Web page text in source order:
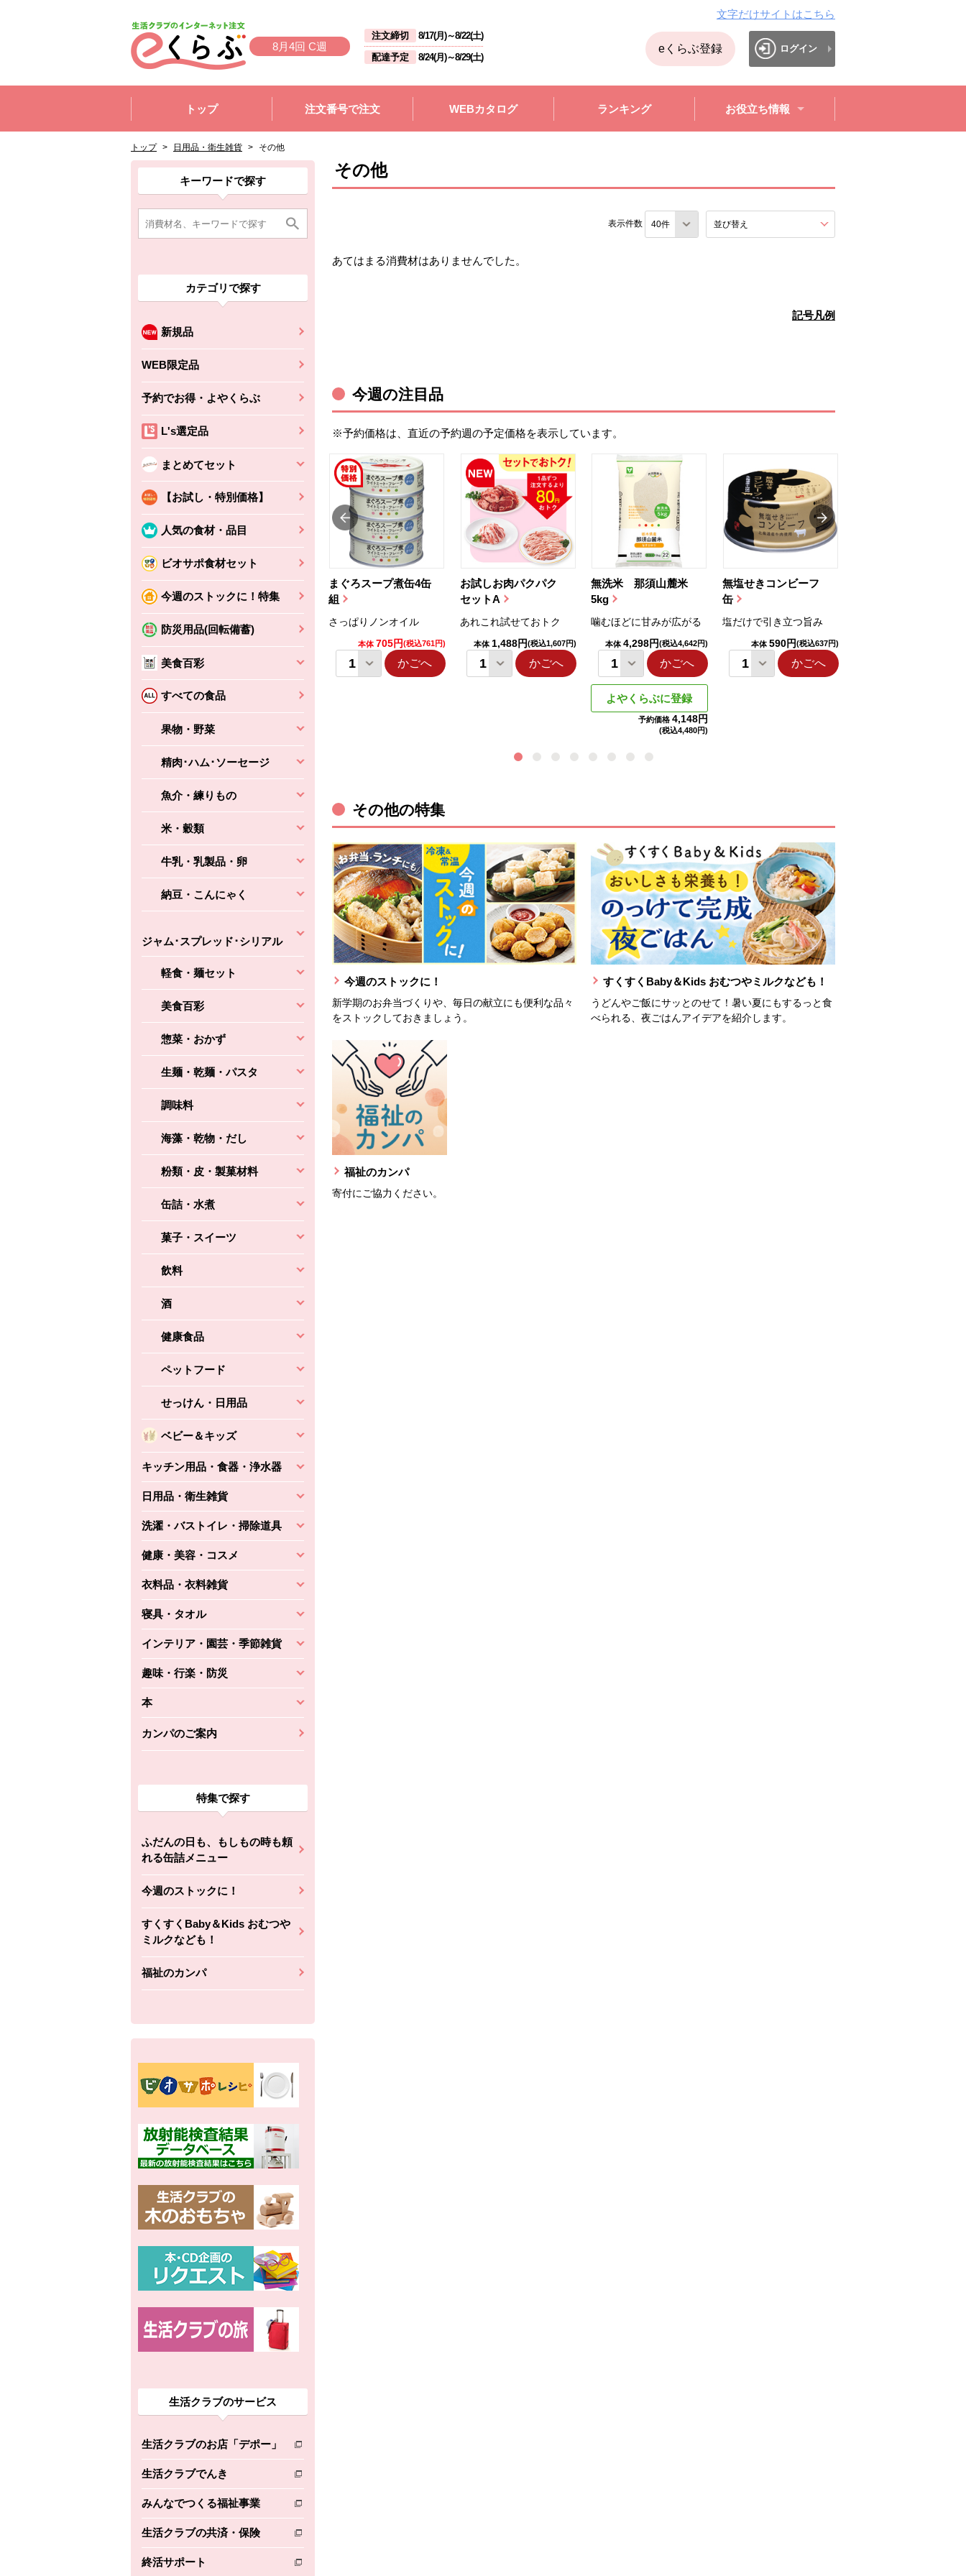
8月4回 C週
注文締切 8/17(月)～8/22(土)
配達予定
8/24(月)～8/29(土)
文字だけサイトはこちら
eくらぶ登録 ログイン
トップ
注文番号で注文 WEBカタログ ランキング お役立ち情報
トップ > 日用品・衛生雑貨 > その他
ここから消費材検索メニューです。
キーワードで探す
カテゴリで探す
新規品
WEB限定品
予約でお得・よやくらぶ
L's選定品
まとめてセット
【お試し・特別価格】
人気の食材・品目
ビオサポ食材セット
今週のストックに！特集
防災用品(回転備蓄)
美食百彩
すべての食品
果物・野菜
精肉･ハム･ソーセージ
魚介・練りもの
米・穀類
牛乳・乳製品・卵
納豆・こんにゃく
ジャム･スプレッド･シリアル
軽食・麺セット
美食百彩
惣菜・おかず
生麺・乾麺・パスタ
調味料
海藻・乾物・だし
粉類・皮・製菓材料
缶詰・水煮
菓子・スイーツ
飲料
酒
健康食品
ペットフード
せっけん・日用品
ベビー＆キッズ
キッチン用品・食器・浄水器
日用品・衛生雑貨
洗濯・バストイレ・掃除道具
健康・美容・コスメ
衣料品・衣料雑貨
寝具・タオル
インテリア・園芸・季節雑貨
趣味・行楽・防災
本
カンパのご案内
特集で探す
ふだんの日も、もしもの時も頼
れる缶詰メニュー
今週のストックに！
すくすくBaby＆Kids おむつや
ミルクなども！
福祉のカンパ
消費材検索メニューここまで。
ここから本文です。
ここから組合員向けメニューです。
生活クラブのサービス
生活クラブのお店「デポー」
別のウィンドウで開きます。
生活クラブでんき
別のウィンドウで開きます。
みんなでつくる福祉事業
別のウィンドウで開きます。
生活クラブの共済・保険
別のウィンドウで開きます。
終活サポート
別のウィンドウで開きます。
組合員向けメニューここまで。
ここから本文です。 その他
表示件数 並び替え
あてはまる消費材はありませんでした。
記号凡例
今週の注目品
※予約価格は、直近の予約週の予定価格を表示しています。
まぐろスープ煮缶4缶
組
さっぱりノンオイル
本体 705円(税込761円)
かごへ
お試しお肉パクパク
セットA
あれこれ試せておトク
本体 1,488円(税込1,607円)
かごへ
無洗米 那須山麓米
5kg
噛むほどに甘みが広がる
本体 4,298円(税込4,642円)
かごへ
よやくらぶに登録
予約価格 4,148円
(税込4,480円)
無塩せきコンビーフ
缶
塩だけで引き立つ旨み
本体 590円(税込637円)
かごへ
ちょこっと揚げ（香
えびの風味がぶわっ！
かごへ
バルサミコ
本体2,160円 (税込2,333円)
かごへ
その他の特集
今週のストックに！
新学期のお弁当づくりや、毎日の献立にも便利な品々
をストックしておきましょう。
すくすくBaby＆Kids おむつやミルクなども！
うどんやご飯にサッとのせて！暑い夏にもするっと食
べられる、夜ごはんアイデアを紹介します。
福祉のカンパ
寄付にご協力ください。